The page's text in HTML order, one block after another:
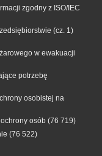
zgodny z ISO/IEC
(cz. 1)
w ewakuacji
potrzebę
osobistej na
osób (76 719)
(76 522)